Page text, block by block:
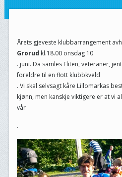
Årets gjeveste klubbarrangement
Grorud kl.18.00 onsdag 10
. juni. Da samles Eliten, veteraner,
foreldre til en flott klubbkveld
. Vi skal selvsagt kåre Lillomarkas
kjønn, men kanskje viktigere er at vi
vår
.